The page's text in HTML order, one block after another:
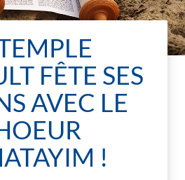
FÊTE SES
AVEC LE
!